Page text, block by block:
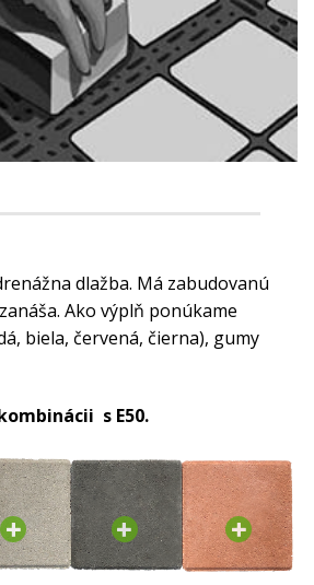
dlažba. Má zabudovanú
Ako výplň ponúkame
biela, červená, čierna), gumy
s E50.